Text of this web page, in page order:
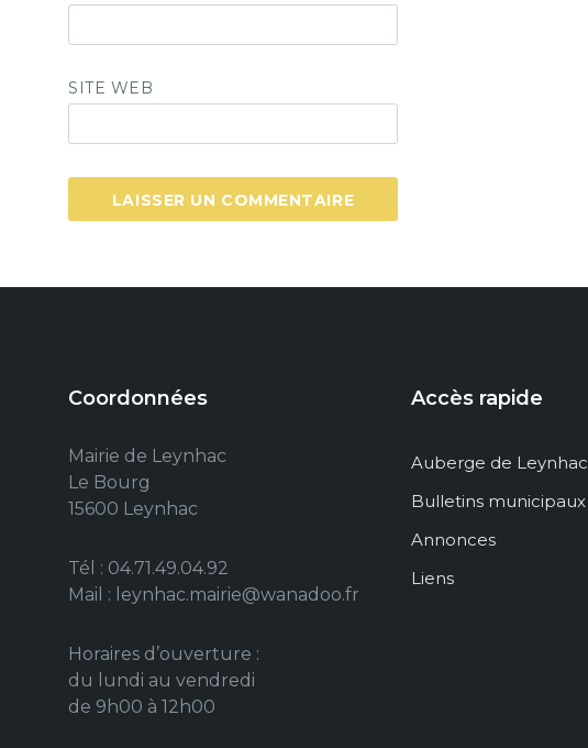
SITE WEB
Coordonnées
Mairie de Leynhac
Le Bourg
15600 Leynhac
Tél : 04.71.49.04.92
Mail : leynhac.mairie@wanadoo.fr
Horaires d’ouverture :
du lundi au vendredi
de 9h00 à 12h00
Accès rapide
Auberge de Leynhac
Bulletins municipaux
Annonces
Liens